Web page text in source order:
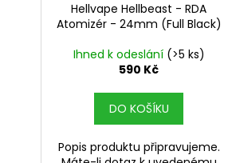
Hellvape Hellbeast - RDA
Atomizér - 24mm (Full Black)
Ihned k odeslání (>5 ks)
590 Kč
DO KOŠÍKU
Popis produktu připravujeme.